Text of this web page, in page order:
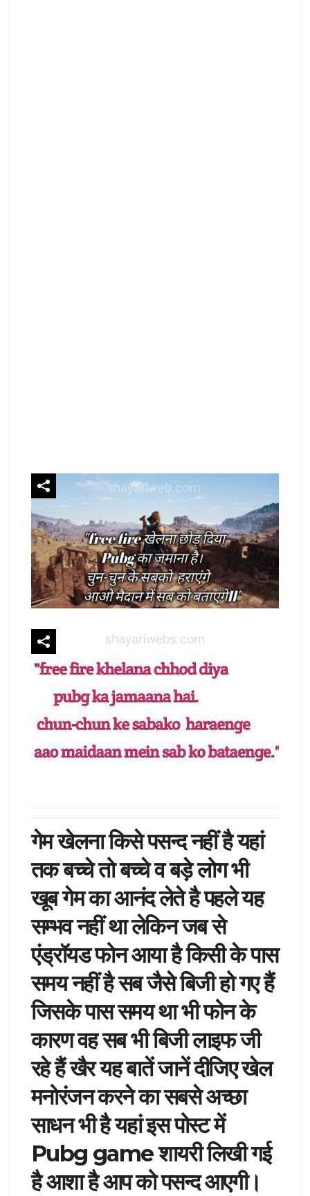
गेम खेलना किसे पसन्द नहीं है यहां
तक बच्चे तो बच्चे व बड़े लोग भी
खूब गेम का आनंद लेते है पहले यह
सम्भव नहीं था लेकिन जब से
एंड्रॉयड फोन आया है किसी के पास
समय नहीं है सब जैसे बिजी हो गए हैं
जिसके पास समय था भी फोन के
कारण वह सब भी बिजी लाइफ जी
रहे हैं खैर यह बातें जानें दीजिए खेल
मनोरंजन करने का सबसे अच्छा
साधन भी है यहां इस पोस्ट में
Pubg game शायरी लिखी गई
है आशा है आप को पसन्द आएगी।